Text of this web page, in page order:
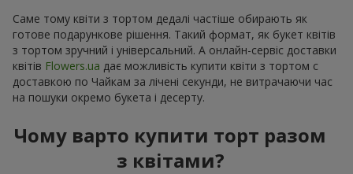
Саме тому квіти з тортом дедалі частіше обирають як
готове подарункове рішення. Такий формат, як букет квітів
з тортом зручний і універсальний. А онлайн-сервіс доставки
квітів Flowers.ua дає можливість купити квіти з тортом с
доставкою по Чайкам за лічені секунди, не витрачаючи час
на пошуки окремо букета і десерту.
Чому варто купити торт разом
з квітами?